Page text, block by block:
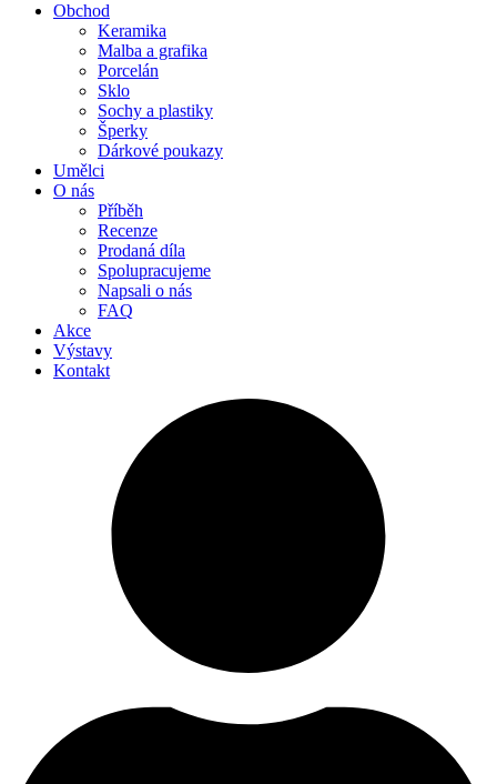
Obchod
Keramika
Malba a grafika
Porcelán
Sklo
Sochy a plastiky
Šperky
Dárkové poukazy
Umělci
O nás
Příběh
Recenze
Prodaná díla
Spolupracujeme
Napsali o nás
FAQ
Akce
Výstavy
Kontakt